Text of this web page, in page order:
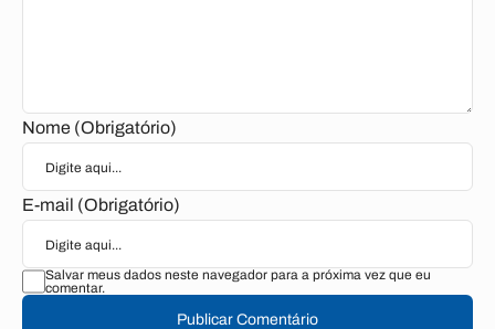
Nome (Obrigatório)
E-mail (Obrigatório)
Salvar meus dados neste navegador para a próxima vez que eu
comentar.
Publicar Comentário